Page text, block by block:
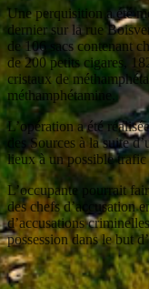
Une perquisition a été
dernier sur la rue
de 106 sacs contenant
de 200 petits cigares,
cristaux de
méthamphétamine.
L’opération a été
des Sources à la suite
lieux à un possible trafic
L’occupante pourrait
des chefs d’accusation
d’accusations
possession dans le but